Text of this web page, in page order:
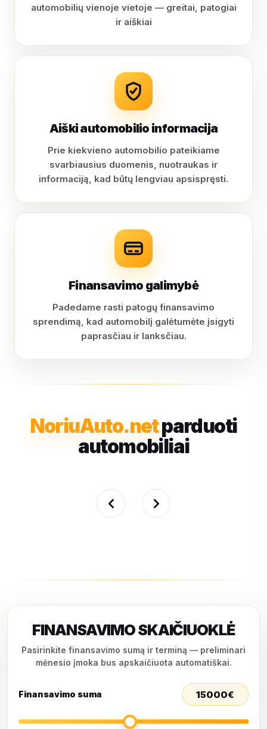
automobilių vienoje vietoje — greitai, patogiai
ir aiškiai
Aiški automobilio informacija
Prie kiekvieno automobilio pateikiame
svarbiausius duomenis, nuotraukas ir
informaciją, kad būtų lengviau apsispręsti.
Finansavimo galimybė
Padedame rasti patogų finansavimo
sprendimą, kad automobilį galėtumėte įsigyti
paprasčiau ir lanksčiau.
NoriuAuto.netparduoti
automobiliai
FINANSAVIMO SKAIČIUOKLĖ
Pasirinkite finansavimo sumą ir terminą — preliminari
mėnesio įmoka bus apskaičiuota automatiškai.
Finansavimo suma 15000€